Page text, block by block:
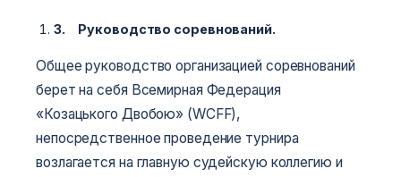
3. Руководство соревнований.
Общее руководство организацией соревнований
берет на себя Всемирная Федерация
«Козацького Двобою» (WCFF),
непосредственное проведение турнира
возлагается на главную судейскую коллегию и